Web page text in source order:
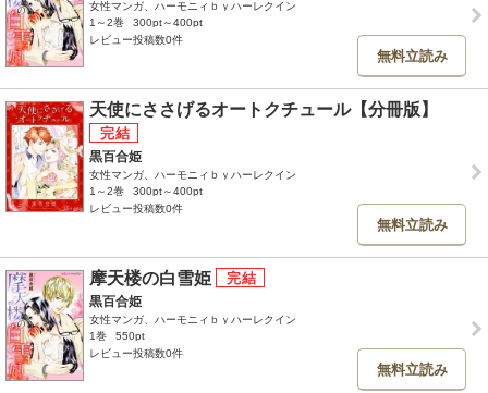
女性マンガ、ハーモニィｂｙハーレクイン
1～2巻
300pt～400pt
レビュー投稿数0件
無料立読み
天使にささげるオートクチュール【分冊版】
黒百合姫
女性マンガ、ハーモニィｂｙハーレクイン
1～2巻
300pt～400pt
レビュー投稿数0件
無料立読み
摩天楼の白雪姫
黒百合姫
女性マンガ、ハーモニィｂｙハーレクイン
1巻
550pt
レビュー投稿数0件
無料立読み